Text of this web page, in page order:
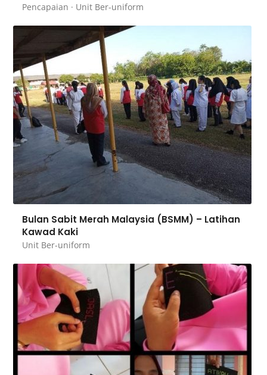
Pencapaian · Unit Ber-uniform
Bulan Sabit Merah Malaysia (BSMM) – Latihan
Kawad Kaki
Unit Ber-uniform